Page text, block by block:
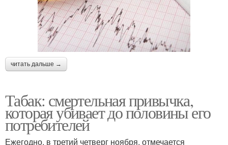
читать дальше →
Табак: смертельная привычка,
которая убивает до половины его
потребителей
Ежегодно, в третий четверг ноября, отмечается